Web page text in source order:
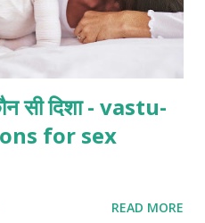
सी दिशा - vastu-
for sex
READ MORE